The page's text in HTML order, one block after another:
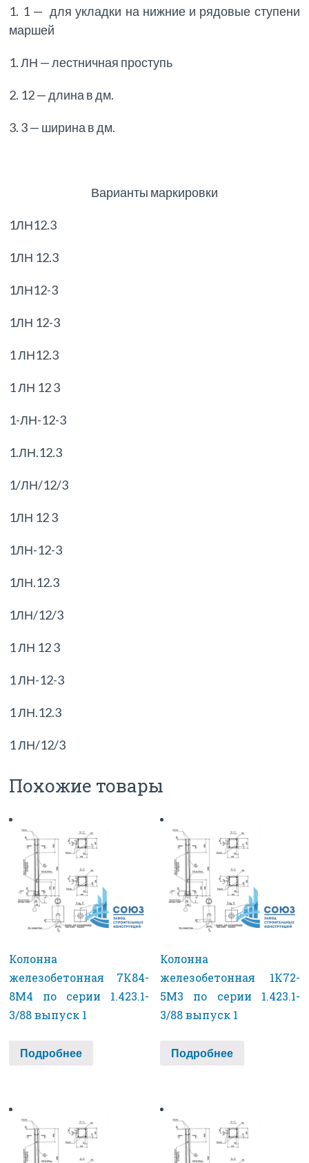
1. 1 — для укладки на нижние и рядовые ступени
маршей
1. ЛН — лестничная проступь
2. 12 — длина в дм.
3. 3 — ширина в дм.
Варианты маркировки
1ЛН12.3
1ЛН 12.3
1ЛН12-3
1ЛН 12-3
1 ЛН12.3
1 ЛН 12 3
1-ЛН-12-3
1.ЛН.12.3
1/ЛН/12/3
1ЛН 12 3
1ЛН-12-3
1ЛН.12.3
1ЛН/12/3
1 ЛН 12 3
1 ЛН-12-3
1 ЛН.12.3
1 ЛН/12/3
Похожие товары
Колонна
железобетонная 7К84-
8М4 по серии 1.423.1-
3/88 выпуск 1
Подробнее
Колонна
железобетонная 1К72-
5М3 по серии 1.423.1-
3/88 выпуск 1
Подробнее